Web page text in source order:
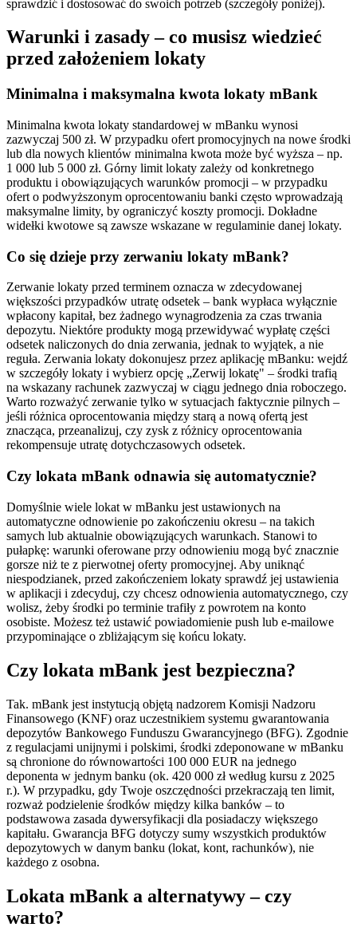
sprawdzić i dostosować do swoich potrzeb (szczegóły poniżej).
Warunki i zasady – co musisz wiedzieć
przed założeniem lokaty
Minimalna i maksymalna kwota lokaty mBank
Minimalna kwota lokaty standardowej w mBanku wynosi
zazwyczaj 500 zł. W przypadku ofert promocyjnych na nowe środki
lub dla nowych klientów minimalna kwota może być wyższa – np.
1 000 lub 5 000 zł. Górny limit lokaty zależy od konkretnego
produktu i obowiązujących warunków promocji – w przypadku
ofert o podwyższonym oprocentowaniu banki często wprowadzają
maksymalne limity, by ograniczyć koszty promocji. Dokładne
widełki kwotowe są zawsze wskazane w regulaminie danej lokaty.
Co się dzieje przy zerwaniu lokaty mBank?
Zerwanie lokaty przed terminem oznacza w zdecydowanej
większości przypadków utratę odsetek – bank wypłaca wyłącznie
wpłacony kapitał, bez żadnego wynagrodzenia za czas trwania
depozytu. Niektóre produkty mogą przewidywać wypłatę części
odsetek naliczonych do dnia zerwania, jednak to wyjątek, a nie
reguła. Zerwania lokaty dokonujesz przez aplikację mBanku: wejdź
w szczegóły lokaty i wybierz opcję „Zerwij lokatę" – środki trafią
na wskazany rachunek zazwyczaj w ciągu jednego dnia roboczego.
Warto rozważyć zerwanie tylko w sytuacjach faktycznie pilnych –
jeśli różnica oprocentowania między starą a nową ofertą jest
znacząca, przeanalizuj, czy zysk z różnicy oprocentowania
rekompensuje utratę dotychczasowych odsetek.
Czy lokata mBank odnawia się automatycznie?
Domyślnie wiele lokat w mBanku jest ustawionych na
automatyczne odnowienie po zakończeniu okresu – na takich
samych lub aktualnie obowiązujących warunkach. Stanowi to
pułapkę: warunki oferowane przy odnowieniu mogą być znacznie
gorsze niż te z pierwotnej oferty promocyjnej. Aby uniknąć
niespodzianek, przed zakończeniem lokaty sprawdź jej ustawienia
w aplikacji i zdecyduj, czy chcesz odnowienia automatycznego, czy
wolisz, żeby środki po terminie trafiły z powrotem na konto
osobiste. Możesz też ustawić powiadomienie push lub e-mailowe
przypominające o zbliżającym się końcu lokaty.
Czy lokata mBank jest bezpieczna?
Tak. mBank jest instytucją objętą nadzorem Komisji Nadzoru
Finansowego (KNF) oraz uczestnikiem systemu gwarantowania
depozytów Bankowego Funduszu Gwarancyjnego (BFG). Zgodnie
z regulacjami unijnymi i polskimi, środki zdeponowane w mBanku
są chronione do równowartości 100 000 EUR na jednego
deponenta w jednym banku (ok. 420 000 zł według kursu z 2025
r.). W przypadku, gdy Twoje oszczędności przekraczają ten limit,
rozważ podzielenie środków między kilka banków – to
podstawowa zasada dywersyfikacji dla posiadaczy większego
kapitału. Gwarancja BFG dotyczy sumy wszystkich produktów
depozytowych w danym banku (lokat, kont, rachunków), nie
każdego z osobna.
Lokata mBank a alternatywy – czy
warto?